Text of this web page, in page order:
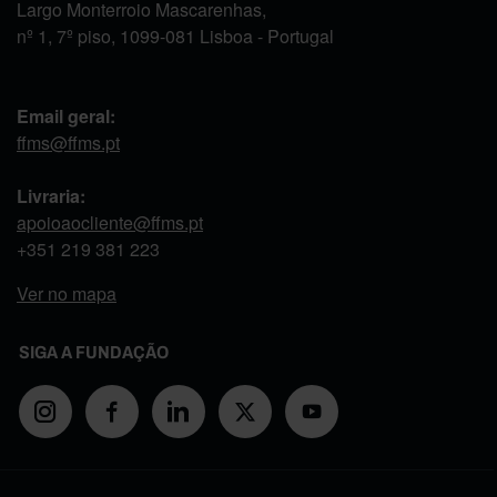
Largo Monterroio Mascarenhas,
nº 1, 7º piso, 1099-081 Lisboa - Portugal
Email geral:
ffms@ffms.pt
Livraria:
apoioaocliente@ffms.pt
+351 219 381 223
Ver no mapa
SIGA A FUNDAÇÃO